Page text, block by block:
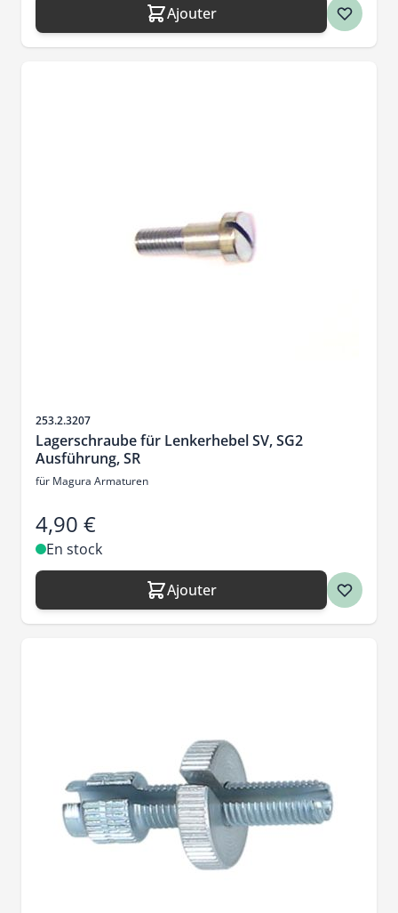
Ajouter
SKU
253.2.3207
Lagerschraube für Lenkerhebel SV, SG2
Ausführung, SR
für Magura Armaturen
4,90 €
En stock
Ajouter